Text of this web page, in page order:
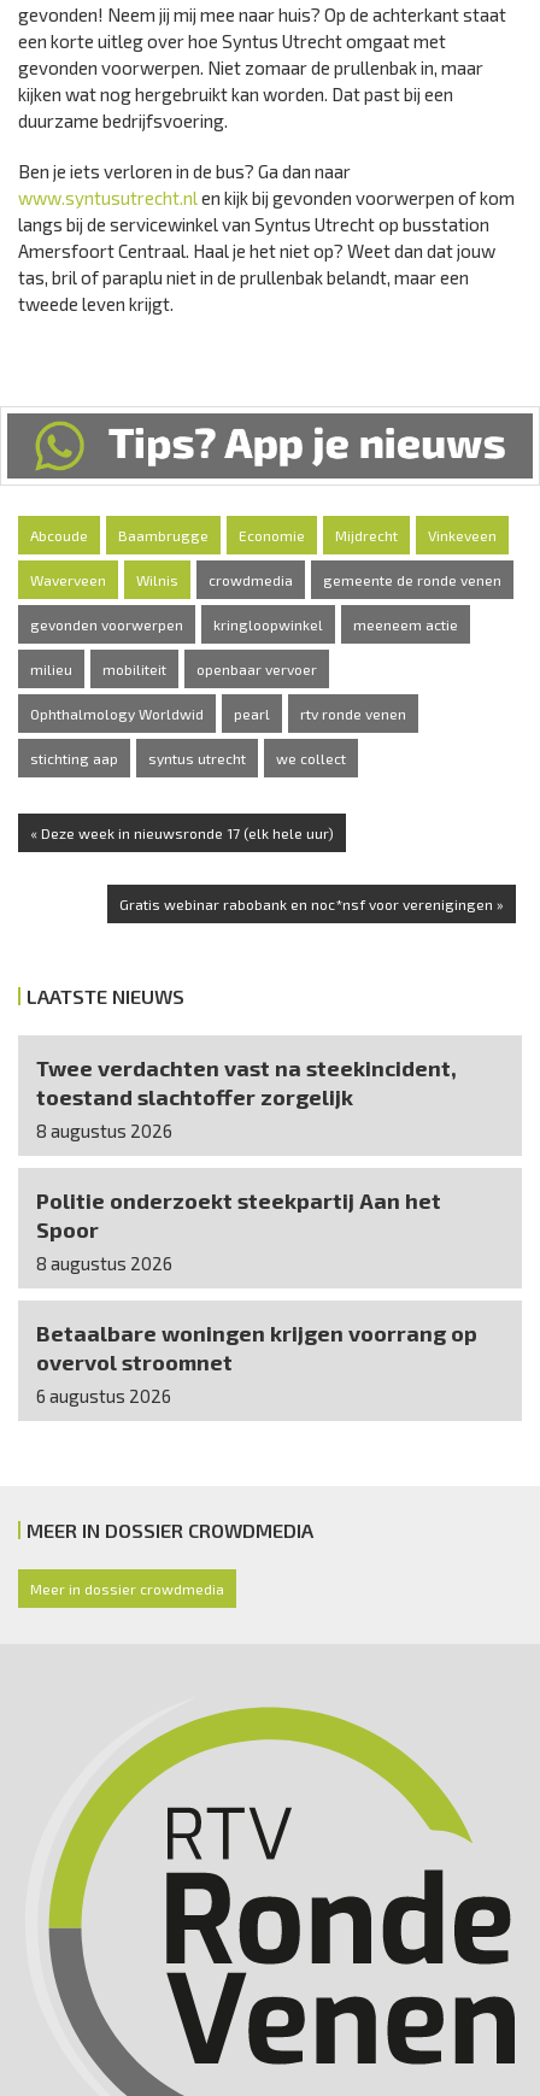
gevonden! Neem jij mij mee naar huis? Op de achterkant staat
een korte uitleg over hoe Syntus Utrecht omgaat met
gevonden voorwerpen. Niet zomaar de prullenbak in, maar
kijken wat nog hergebruikt kan worden. Dat past bij een
duurzame bedrijfsvoering.
Ben je iets verloren in de bus? Ga dan naar
www.syntusutrecht.nlen kijk bij gevonden voorwerpen of kom
langs bij de servicewinkel van Syntus Utrecht op busstation
Amersfoort Centraal. Haal je het niet op? Weet dan dat jouw
tas, bril of paraplu niet in de prullenbak belandt, maar een
tweede leven krijgt.
Abcoude Baambrugge Economie Mijdrecht Vinkeveen
Waverveen Wilnis crowdmedia gemeente de ronde venen
gevonden voorwerpen kringloopwinkel meeneem actie
milieu mobiliteit openbaar vervoer
Ophthalmology Worldwid pearl rtv ronde venen
stichting aap syntus utrecht we collect
« Deze week in nieuwsronde 17 (elk hele uur)
Gratis webinar rabobank en noc*nsf voor verenigingen »
LAATSTE NIEUWS
Twee verdachten vast na steekincident,
toestand slachtoffer zorgelijk
8 augustus 2026
Politie onderzoekt steekpartij Aan het
Spoor
8 augustus 2026
Betaalbare woningen krijgen voorrang op
overvol stroomnet
6 augustus 2026
MEER IN DOSSIER CROWDMEDIA
Meer in dossier crowdmedia